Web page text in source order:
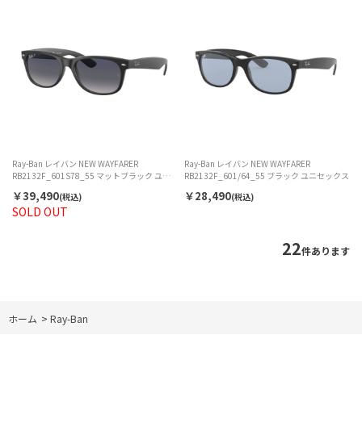
SOLD OUT
Ray-Ban レイバン NEW WAYFARER
RB2132F_601S78_55 マットブラック ユニ
￥39,490(税込)
Ray-Ban レイバン NEW WAYFARER
RB2132F_601/64_55 ブラック ユニセックス
￥28,490(税込)
22件あります
ホーム > Ray-Ban